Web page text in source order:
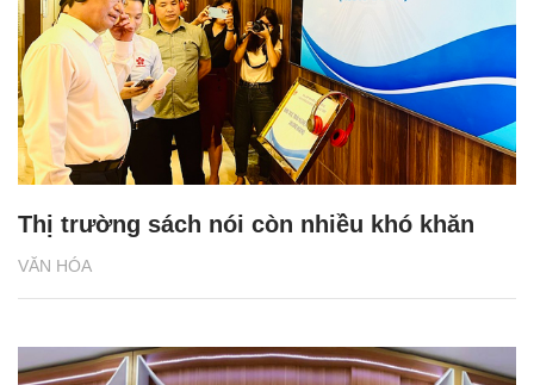
VĂN HÓA
Thị trường sách nói còn nhiều khó khăn